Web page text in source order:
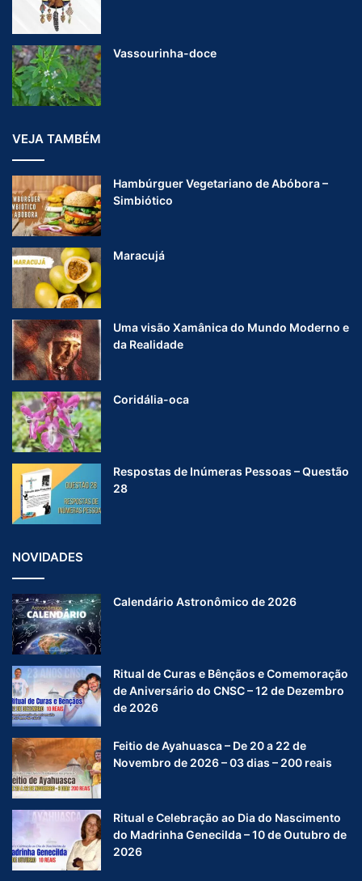
Vassourinha-doce
VEJA TAMBÉM
Hambúrguer Vegetariano de Abóbora –
Simbiótico
Maracujá
Uma visão Xamânica do Mundo Moderno e
da Realidade
Coridália-oca
Respostas de Inúmeras Pessoas – Questão
28
NOVIDADES
Calendário Astronômico de 2026
Ritual de Curas e Bênçãos e Comemoração
de Aniversário do CNSC – 12 de Dezembro
de 2026
Feitio de Ayahuasca – De 20 a 22 de
Novembro de 2026 – 03 dias – 200 reais
Ritual e Celebração ao Dia do Nascimento
do Madrinha Genecilda – 10 de Outubro de
2026